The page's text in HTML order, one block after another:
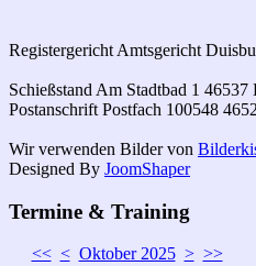
Registergericht Amtsgericht
Schießstand Am Stadtbad 1
Postanschrift Postfach 100548
Wir verwenden Bilder von
Designed By JoomShaper
Termine & Training
<< < Oktober 2025 > >>